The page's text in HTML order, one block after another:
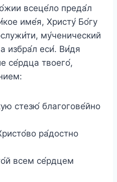
всеце́ло преда́л
име́я, Христу́ Бо́гу
му́ченический
избра́л еси́. Ви́дя
се́рдца твоего́,
стезю́ благогове́йно
ра́достно
всем се́рдцем